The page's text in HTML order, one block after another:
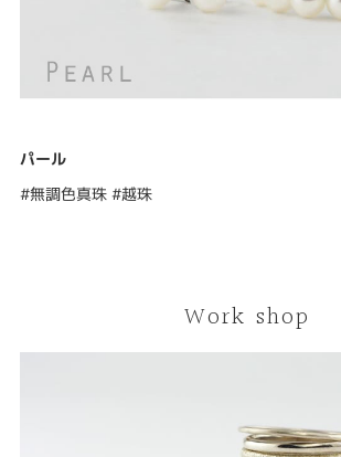
パール
#無調色真珠 #越珠
Work shop